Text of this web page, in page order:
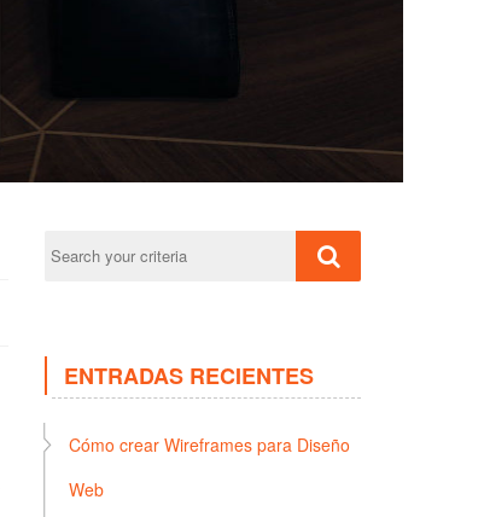
ENTRADAS RECIENTES
Cómo crear Wireframes para Diseño
Web